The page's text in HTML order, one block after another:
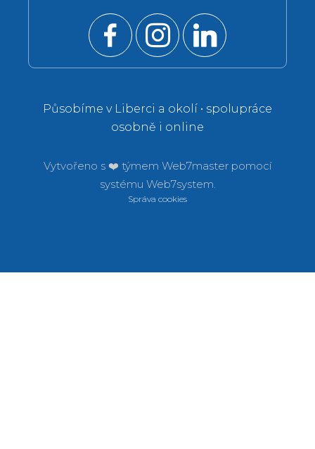
Působíme v Liberci a okolí • spolupráce
osobně i online
Vytvořeno s ❤️ týmem Web7master pomocí
systému Web7system.
Správa cookies